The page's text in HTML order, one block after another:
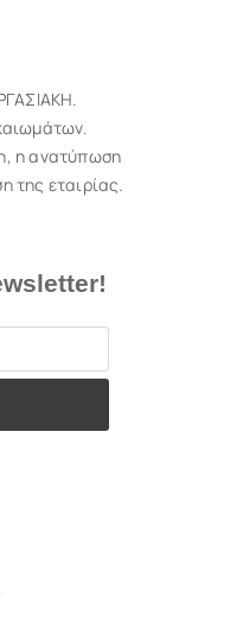
η ανατύπωση
της εταιρίας.